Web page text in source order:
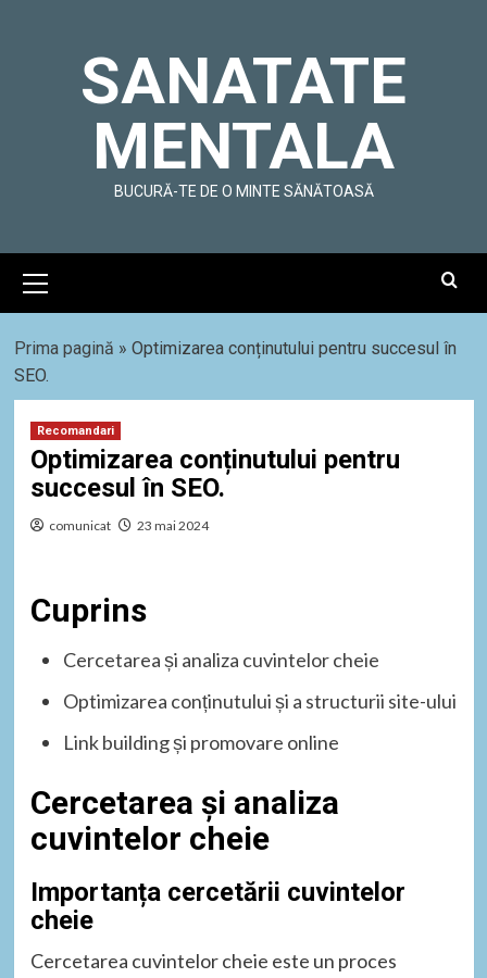
SANATATE
MENTALA
BUCURĂ-TE DE O MINTE SĂNĂTOASĂ
Menu
Prima pagină » Optimizarea conținutului pentru succesul în
SEO.
Recomandari
Optimizarea conținutului pentru
succesul în SEO.
comunicat 23 mai 2024
Cuprins
Cercetarea și analiza cuvintelor cheie
Optimizarea conținutului și a structurii site-ului
Link building și promovare online
Cercetarea și analiza
cuvintelor cheie
Importanța cercetării cuvintelor
cheie
Cercetarea cuvintelor cheie este un proces